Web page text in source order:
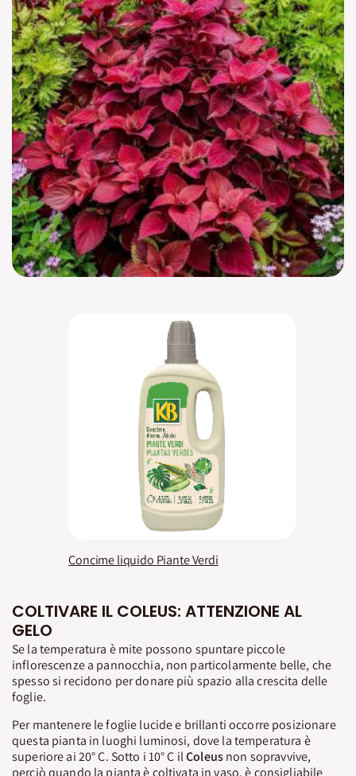
Concime liquido Piante Verdi
COLTIVARE IL COLEUS: ATTENZIONE AL
GELO
Se la temperatura è mite possono spuntare piccole
inflorescenze a pannocchia, non particolarmente belle, che
spesso si recidono per donare più spazio alla crescita delle
foglie.
Per mantenere le foglie lucide e brillanti occorre posizionare
questa pianta in luoghi luminosi, dove la temperatura è
superiore ai 20° C. Sotto i 10° C ilColeusnon sopravvive,
perciò quando la pianta è coltivata in vaso, è consigliabile